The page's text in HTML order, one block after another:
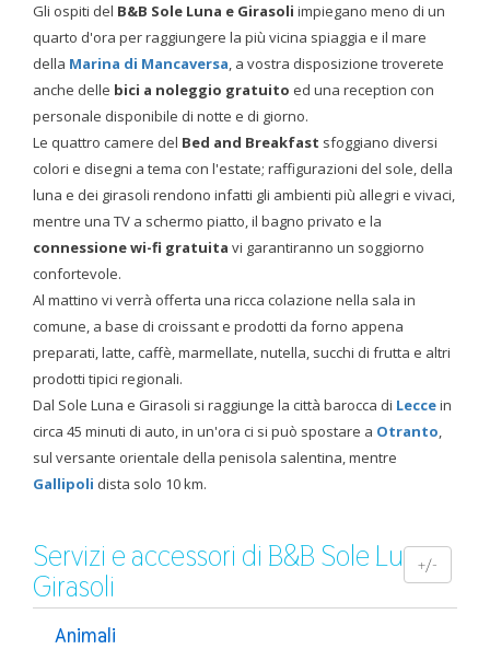
Gli ospiti del B&B Sole Luna e Girasoli impiegano meno di un
quarto d'ora per raggiungere la più vicina spiaggia e il mare
della Marina di Mancaversa, a vostra disposizione troverete
anche delle bici a noleggio gratuito ed una reception con
personale disponibile di notte e di giorno.
Le quattro camere del Bed and Breakfast sfoggiano diversi
colori e disegni a tema con l'estate; raffigurazioni del sole, della
luna e dei girasoli rendono infatti gli ambienti più allegri e vivaci,
mentre una TV a schermo piatto, il bagno privato e la
connessione wi-fi gratuita vi garantiranno un soggiorno
confortevole.
Al mattino vi verrà offerta una ricca colazione nella sala in
comune, a base di croissant e prodotti da forno appena
preparati, latte, caffè, marmellate, nutella, succhi di frutta e altri
prodotti tipici regionali.
Dal Sole Luna e Girasoli si raggiunge la città barocca di Leccein
circa 45 minuti di auto, in un'ora ci si può spostare a Otranto,
sul versante orientale della penisola salentina, mentre
Gallipoli dista solo 10 km.
Servizi e accessori di B&B Sole Luna e
Girasoli
+/-
Animali